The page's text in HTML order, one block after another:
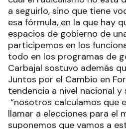
a seguirlo, sino que tiene
esa fórmula, en la que hay
espacios de gobierno de
participemos en los
todo en los programas de
Carbajal sostuvo además
Juntos por el Cambio en
tendencia a nivel nacional y
“nosotros calculamos que
llamar a elecciones para el
suponemos que vamos a